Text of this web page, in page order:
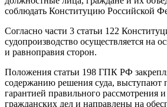
соблюдать Конституцию Российской
Согласно части 3 статьи 122
судопроизводство осуществляется на
и равноправия сторон.
Положения статьи 198 ГПК РФ
содержанию решения суда, выступают
гарантией правильного рассмотрения
гражданских дел и направлены на